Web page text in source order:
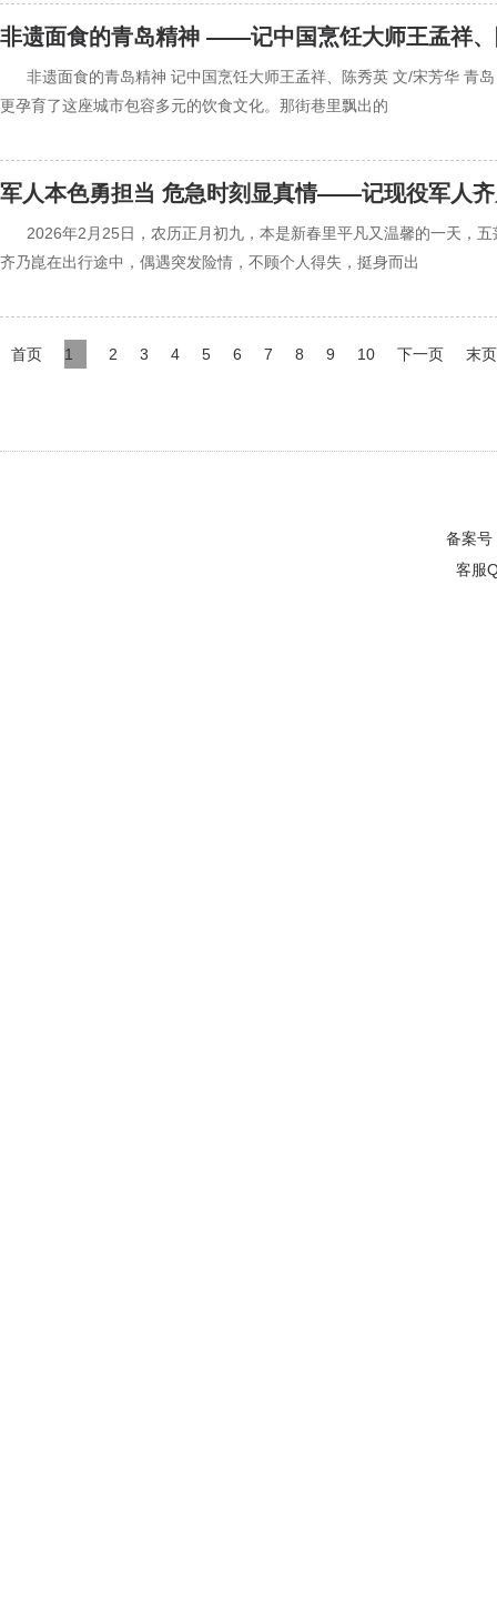
非遗面食的青岛精神 ——记中国烹饪大师王孟祥
非遗面食的青岛精神 记中国烹饪大师王孟祥、陈秀英 文/宋芳华 青
更孕育了这座城市包容多元的饮食文化。那街巷里飘出的
军人本色勇担当 危急时刻显真情——记现役军人
‍‍2026年2月25日，农历正月初九，本是新春里平凡又温馨的一天，
齐乃崑在出行途中，偶遇突发险情，不顾个人得失，挺身而出
首页 1 2 3 4 5 6 7 8 9 10 下一页 末页
备案号
客服